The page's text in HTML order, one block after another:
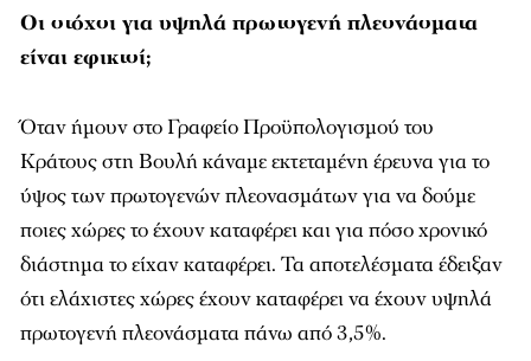
Όταν ήμουν στο Γραφείο Προϋπολογισμού του
ύψος των πρωτογενών πλεονασμάτων για να δούμε
ποιες χώρες το έχουν καταφέρει και για πόσο χρονικό
διάστημα το είχαν καταφέρει. Τα αποτελέσματα έδειξαν
ότι ελάχιστες χώρες έχουν καταφέρει να έχουν υψηλά
πρωτογενή πλεονάσματα πάνω από 3,5%.
Είναι μεγάλος δημοσιονομικός άθλος το να